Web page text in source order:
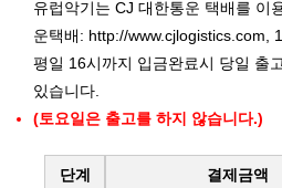
유럽악기는 CJ 대한통운 택배를 이
운택배: http://www.cjlogistics.com,
평일 16시까지 입금완료시 당일 출
있습니다.
(토요일은 출고를 하지 않습니다.)
단계 결제금액